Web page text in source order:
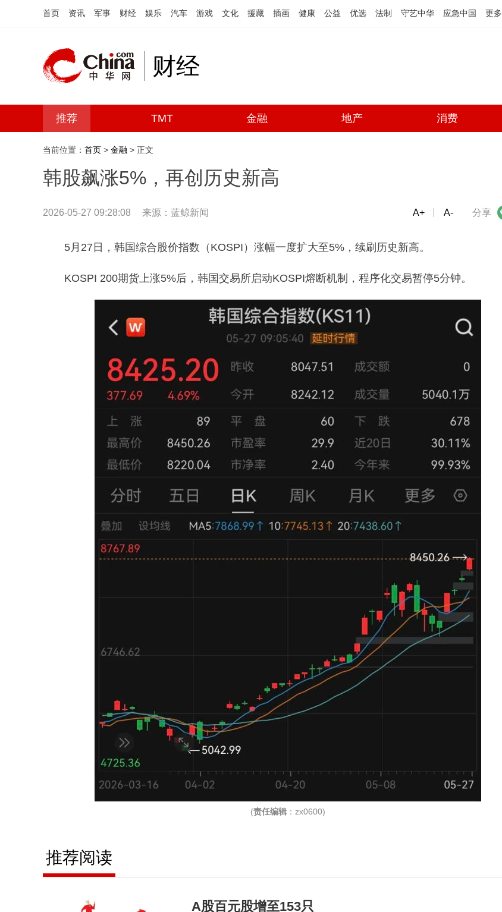
首页 资讯 军事 财经 娱乐 汽车 游戏 文化 援藏 插画 健康 公益 优选 法制 守艺中华 应急中国 更多
财经
推荐 TMT 金融 地产 消费
当前位置： 首页 > 金融 > 正文
韩股飙涨5%，再创历史新高
2026-05-27 09:28:08 来源：蓝鲸新闻 分享
微信 微博
A+ A-
5月27日，韩国综合股价指数（KOSPI）涨幅一度扩大至5%，续刷历史新高。
KOSPI 200期货上涨5%后，韩国交易所启动KOSPI熔断机制，程序化交易暂停5分钟。
(责任编辑 ：zx0600)
推荐阅读
A股百元股增至153只